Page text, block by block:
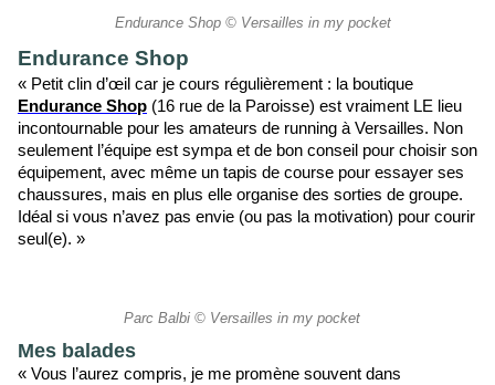
Endurance Shop © Versailles in my pocket
Endurance Shop
« Petit clin d’œil car je cours régulièrement : la boutique
Endurance Shop (16 rue de la Paroisse) est vraiment LE lieu
incontournable pour les amateurs de running à Versailles. Non
seulement l’équipe est sympa et de bon conseil pour choisir son
équipement, avec même un tapis de course pour essayer ses
chaussures, mais en plus elle organise des sorties de groupe.
Idéal si vous n’avez pas envie (ou pas la motivation) pour courir
seul(e). »
Parc Balbi © Versailles in my pocket
Mes balades
« Vous l’aurez compris, je me promène souvent dans